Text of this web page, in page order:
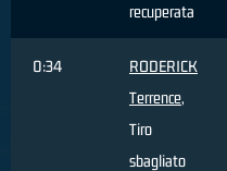
recuperata
0:34
RODERICK
Terrence,
Tiro
sbagliato